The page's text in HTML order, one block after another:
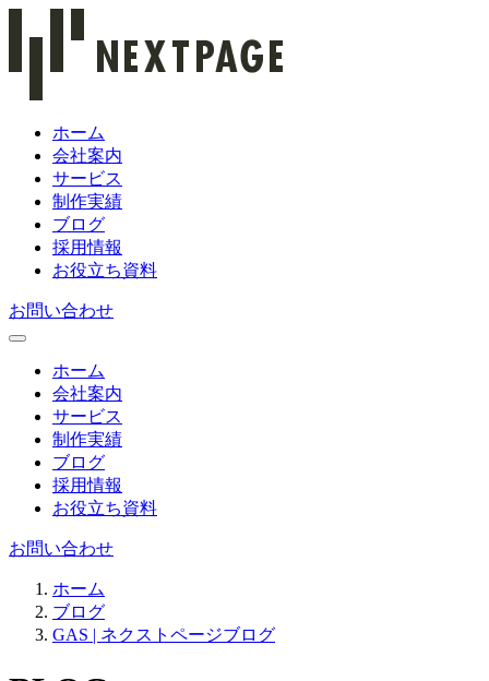
ホーム
会社案内
サービス
制作実績
ブログ
採用情報
お役立ち資料
お問い合わせ
ホーム
会社案内
サービス
制作実績
ブログ
採用情報
お役立ち資料
お問い合わせ
ホーム
ブログ
GAS | ネクストページブログ